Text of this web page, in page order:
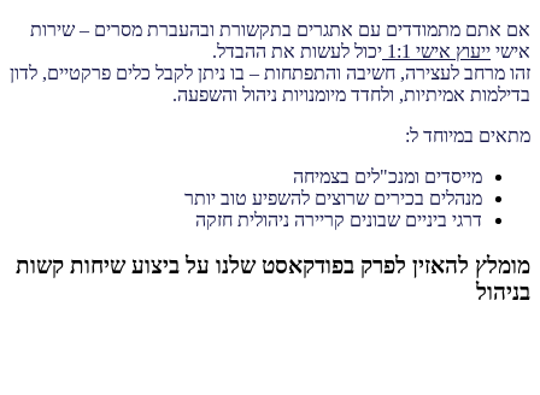
אם אתם מתמודדים עם אתגרים בתקשורת ובהעברת מסרים – שירות
אישי ייעוץ אישי 1:1
יכול לעשות את ההבדל.
זהו מרחב לעצירה, חשיבה והתפתחות – בו ניתן לקבל כלים פרקטיים, לדון
בדילמות אמיתיות, ולחדד מיומנויות ניהול והשפעה.
מתאים במיוחד ל:
מייסדים ומנכ"לים בצמיחה
מנהלים בכירים שרוצים להשפיע טוב יותר
דרגי ביניים שבונים קריירה ניהולית חזקה
מומלץ להאזין לפרק בפודקאסט שלנו על ביצוע שיחות קשות
בניהול